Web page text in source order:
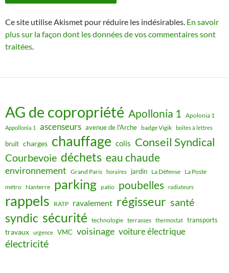
Ce site utilise Akismet pour réduire les indésirables. En savoir
plus sur la façon dont les données de vos commentaires sont
traitées.
AG de copropriété Apollonia 1 Apolonia 1
Appollonia 1 ascenseurs avenue de l'Arche badge Vigik boites à lettres
bruit charges chauffage colis Conseil Syndical
Courbevoie déchets eau chaude
environnement Grand Paris horaires jardin La Défense La Poste
métro Nanterre parking patio poubelles radiateurs
rappels RATP ravalement régisseur santé
syndic sécurité technologie terrasses thermostat transports
travaux urgence VMC voisinage voiture électrique
électricité